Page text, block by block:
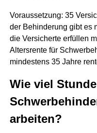
Voraussetzung: 35
der Behinderung gibt es
die Versicherte erfüllen
Altersrente für
mindestens 35 Jahre
Wie viel
arbeiten?